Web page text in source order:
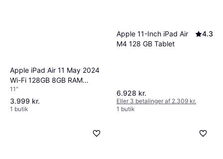
Apple iPad Air 11 May 2024
Wi-Fi 128GB 8GB RAM
Starlight
11"
3.999 kr.
1 butik
Apple 11-Inch iPad Air
M4 128 GB Tablet
4.3
6.928 kr.
Eller 3 betalinger af 2.309 kr.
1 butik